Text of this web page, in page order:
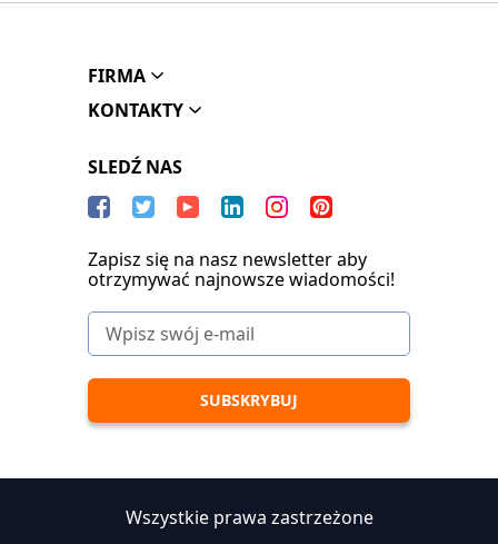
FIRMA
KONTAKTY
SLEDŹ NAS
Zapisz się na nasz newsletter aby
otrzymywać najnowsze wiadomości!
Wszystkie prawa zastrzeżone